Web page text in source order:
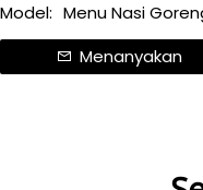
Model: Menu Nasi
Menanyakan